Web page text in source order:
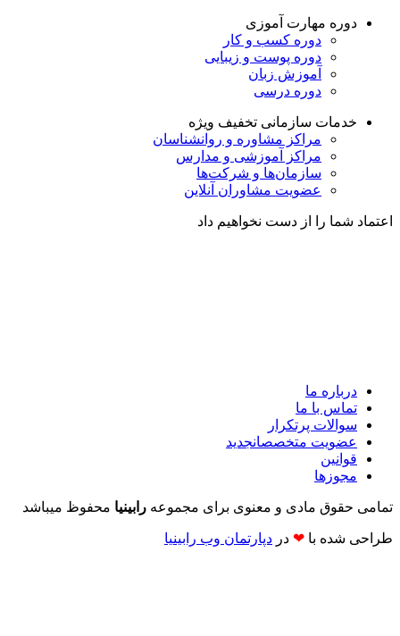
دوره مهارت آموزی
دوره کسب و کار
دوره پوست و زیبایی
آموزش زبان
دوره درسی
خدمات سازمانی تخفیف ویژه
مراکز مشاوره و روانشناسان
مراکز آموزشی و مدارس
سازمان‌ها و شرکت‌ها
عضویت مشاوران آنلاین
اعتماد شما را از دست نخواهیم داد
درباره ما
تماس با ما
سوالات پرتکرار
عضویت متخصصانجدید
قوانین
مجوزها
تمامی حقوق مادی و معنوی برای مجموعه رابینیا محفوظ میباشد
طراحی شده با ❤ در دپارتمان وب رابینیا​​